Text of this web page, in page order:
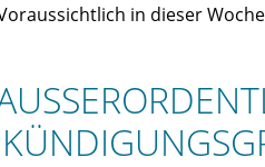
in dieser